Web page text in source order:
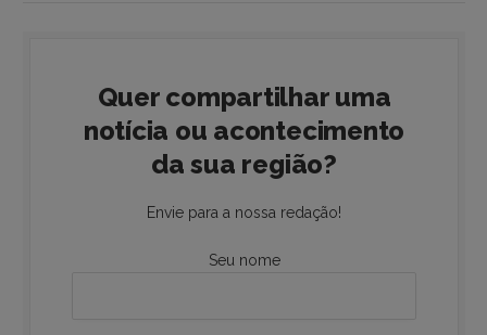
Quer compartilhar uma
notícia ou acontecimento
da sua região?
Envie para a nossa redação!
Seu nome